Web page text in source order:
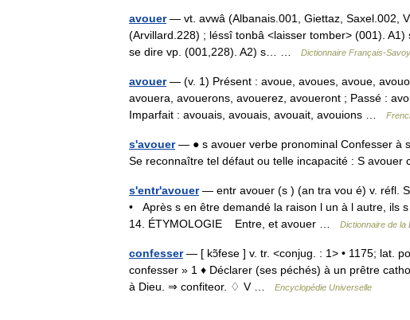
avouer— vt. avwâ (Albanais.001, Giettaz, Saxel.002,
(Arvillard.228) ; léssî tonbâ <laisser tomber> (001).
se dire vp. (001,228). A2) s… …
Dictionnaire Français-
avouer— (v. 1) Présent : avoue, avoues, avoue,
avouera, avouerons, avouerez, avoueront ; Passé :
Imparfait : avouais, avouais, avouait, avouions …
s'avouer— ● s avouer verbe pronominal Confesser à
Se reconnaître tel défaut ou telle incapacité : S
s'entr'avouer— entr avouer (s ) (an tra vou é) v. réfl.
• Après s en être demandé la raison l un à l autre, ils
14. ÉTYMOLOGIE Entre, et avouer …
Dictionnaire de la
confesser— [ kɔ̃fese ] v. tr. <conjug. : 1> • 1175; lat.
confesser » 1 ♦ Déclarer (ses péchés) à un prêtre
à Dieu. ⇒ confiteor. ♢ V …
Encyclopédie Universelle